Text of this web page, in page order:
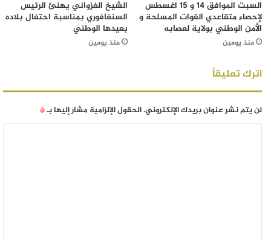
السبت الموافق 14 و 15 اغسطس
لإحصاء متقاعدي القوات المسلحة و
الأمن الوطني بولاية لعصابه
منذ يومين
الشيخ الغزواني يهنئ الرئيس
السنغافوري بمناسبة احتفال بلاده
بعيدها الوطني
منذ يومين
اترك تعليقاً
لن يتم نشر عنوان بريدك الإلكتروني.الحقول الإلزامية مشار إليها بـ*